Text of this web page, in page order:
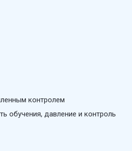
контролем
обучения, давление и контроль